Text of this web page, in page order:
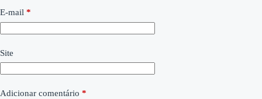
E-mail *
Site
Adicionar comentário *